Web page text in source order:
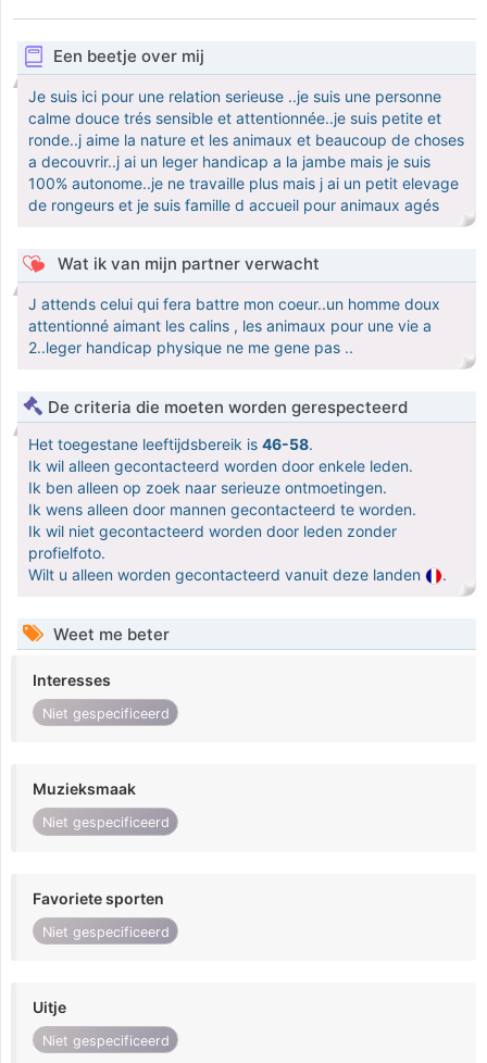
Een beetje over mij
Je suis ici pour une relation serieuse ..je suis une personne
calme douce trés sensible et attentionnée..je suis petite et
ronde..j aime la nature et les animaux et beaucoup de choses
a decouvrir..j ai un leger handicap a la jambe mais je suis
100% autonome..je ne travaille plus mais j ai un petit elevage
de rongeurs et je suis famille d accueil pour animaux agés
Wat ik van mijn partner verwacht
J attends celui qui fera battre mon coeur..un homme doux
attentionné aimant les calins , les animaux pour une vie a
2..leger handicap physique ne me gene pas ..
De criteria die moeten worden gerespecteerd
Het toegestane leeftijdsbereik is 46-58.
Ik wil alleen gecontacteerd worden door enkele leden.
Ik ben alleen op zoek naar serieuze ontmoetingen.
Ik wens alleen door mannen gecontacteerd te worden.
Ik wil niet gecontacteerd worden door leden zonder
profielfoto.
Wilt u alleen worden gecontacteerd vanuit deze landen
.
Weet me beter
Interesses
Niet gespecificeerd
Muzieksmaak
Niet gespecificeerd
Favoriete sporten
Niet gespecificeerd
Uitje
Niet gespecificeerd